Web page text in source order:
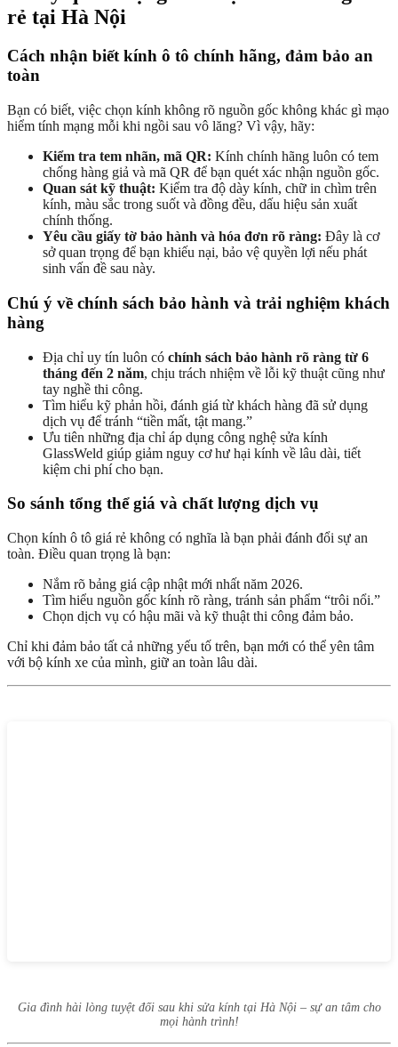
rẻ tại Hà Nội
Cách nhận biết kính ô tô chính hãng, đảm bảo an
toàn
Bạn có biết, việc chọn kính không rõ nguồn gốc không khác gì mạo
hiểm tính mạng mỗi khi ngồi sau vô lăng? Vì vậy, hãy:
Kiểm tra tem nhãn, mã QR: Kính chính hãng luôn có tem
chống hàng giả và mã QR để bạn quét xác nhận nguồn gốc.
Quan sát kỹ thuật: Kiểm tra độ dày kính, chữ in chìm trên
kính, màu sắc trong suốt và đồng đều, dấu hiệu sản xuất
chính thống.
Yêu cầu giấy tờ bảo hành và hóa đơn rõ ràng: Đây là cơ
sở quan trọng để bạn khiếu nại, bảo vệ quyền lợi nếu phát
sinh vấn đề sau này.
Chú ý về chính sách bảo hành và trải nghiệm khách
hàng
Địa chỉ uy tín luôn có chính sách bảo hành rõ ràng từ 6
tháng đến 2 năm, chịu trách nhiệm về lỗi kỹ thuật cũng như
tay nghề thi công.
Tìm hiểu kỹ phản hồi, đánh giá từ khách hàng đã sử dụng
dịch vụ để tránh “tiền mất, tật mang.”
Ưu tiên những địa chỉ áp dụng công nghệ sửa kính
GlassWeld giúp giảm nguy cơ hư hại kính về lâu dài, tiết
kiệm chi phí cho bạn.
So sánh tổng thể giá và chất lượng dịch vụ
Chọn kính ô tô giá rẻ không có nghĩa là bạn phải đánh đổi sự an
toàn. Điều quan trọng là bạn:
Nắm rõ bảng giá cập nhật mới nhất năm 2026.
Tìm hiểu nguồn gốc kính rõ ràng, tránh sản phẩm “trôi nổi.”
Chọn dịch vụ có hậu mãi và kỹ thuật thi công đảm bảo.
Chỉ khi đảm bảo tất cả những yếu tố trên, bạn mới có thể yên tâm
với bộ kính xe của mình, giữ an toàn lâu dài.
Gia đình hài lòng tuyệt đối sau khi sửa kính tại Hà Nội – sự an tâm cho
mọi hành trình!